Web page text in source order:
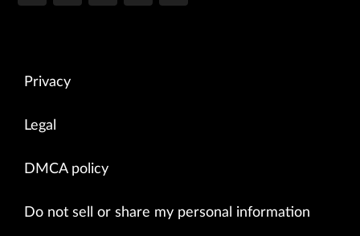
Privacy
Legal
DMCA policy
Do not sell or share my personal information